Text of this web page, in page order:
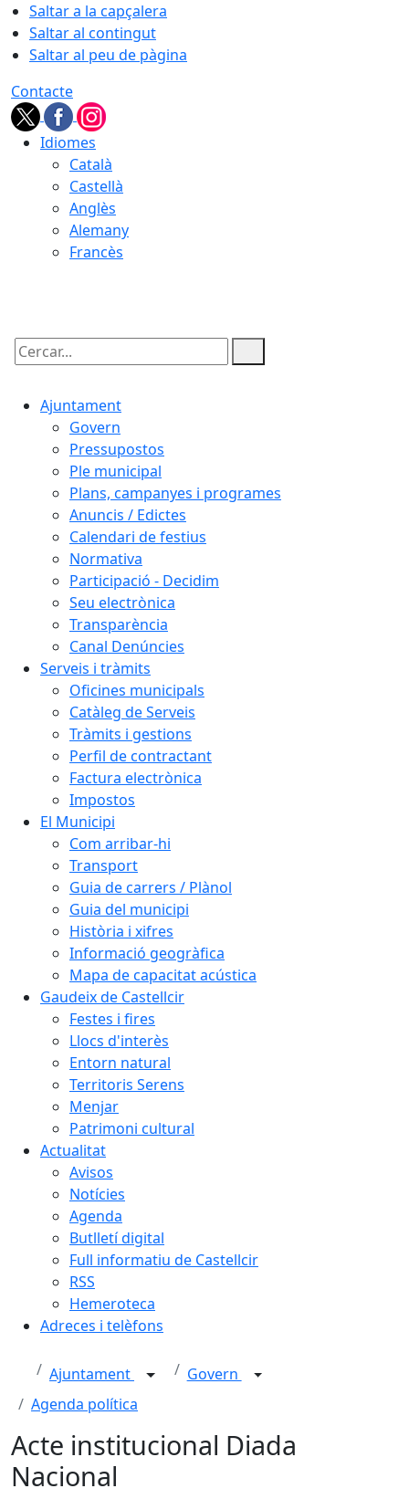
Saltar a la capçalera
Saltar al contingut
Saltar al peu de pàgina
Contacte
Idiomes
Català
Castellà
Anglès
Alemany
Francès
Cercar:
Ajuntament
Govern
Pressupostos
Ple municipal
Plans, campanyes i programes
Anuncis / Edictes
Calendari de festius
Normativa
Participació - Decidim
Seu electrònica
Transparència
Canal Denúncies
Serveis i tràmits
Oficines municipals
Catàleg de Serveis
Tràmits i gestions
Perfil de contractant
Factura electrònica
Impostos
El Municipi
Com arribar-hi
Transport
Guia de carrers / Plànol
Guia del municipi
Història i xifres
Informació geogràfica
Mapa de capacitat acústica
Gaudeix de Castellcir
Festes i fires
Llocs d'interès
Entorn natural
Territoris Serens
Menjar
Patrimoni cultural
Actualitat
Avisos
Notícies
Agenda
Butlletí digital
Full informatiu de Castellcir
RSS
Hemeroteca
Adreces i telèfons
Ajuntament
Govern
Agenda política
Acte institucional Diada
Nacional